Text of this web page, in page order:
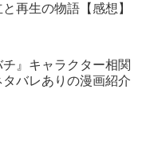
再生の物語【感想】
』キャラクター相関
バレありの漫画紹介